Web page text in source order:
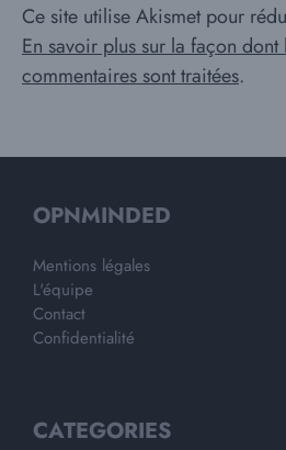
Ce site utilise Akismet pour
En savoir plus sur la façon dont
commentaires sont traitées.
OPNMINDED
Mentions légales
L'équipe
Contact
Confidentialité
CATEGORIES